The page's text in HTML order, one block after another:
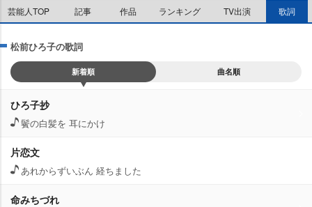
芸能人TOP 記事 作品 ランキング TV出演 歌詞
松前ひろ子の歌詞
新着順 曲名順
ひろ子抄
鬢の白髪を 耳にかけ
片恋文
あれからずいぶん 経ちました
命みちづれ